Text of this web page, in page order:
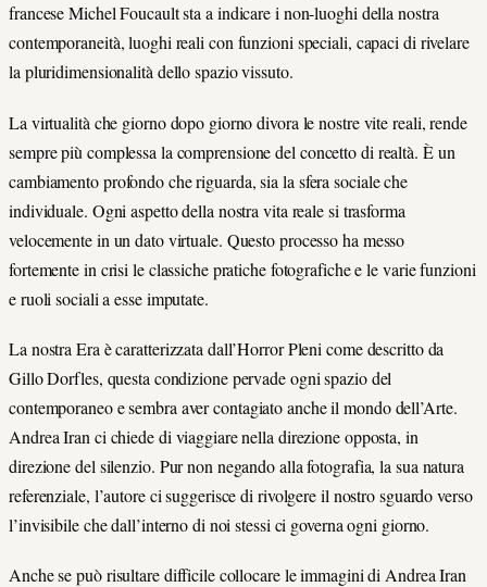
francese Michel Foucault sta a indicare i non-luoghi della nostra
contemporaneità, luoghi reali con funzioni speciali, capaci di rivelare
la pluridimensionalità dello spazio vissuto.
La virtualità che giorno dopo giorno divora le nostre vite reali, rende
sempre più complessa la comprensione del concetto di realtà. È un
cambiamento profondo che riguarda, sia la sfera sociale che
individuale. Ogni aspetto della nostra vita reale si trasforma
velocemente in un dato virtuale. Questo processo ha messo
fortemente in crisi le classiche pratiche fotografiche e le varie funzioni
e ruoli sociali a esse imputate.
La nostra Era è caratterizzata dall’Horror Pleni come descritto da
Gillo Dorfles, questa condizione pervade ogni spazio del
contemporaneo e sembra aver contagiato anche il mondo dell’Arte.
Andrea Iran ci chiede di viaggiare nella direzione opposta, in
direzione del silenzio. Pur non negando alla fotografia, la sua natura
referenziale, l’autore ci suggerisce di rivolgere il nostro sguardo verso
l’invisibile che dall’interno di noi stessi ci governa ogni giorno.
Anche se può risultare difficile collocare le immagini di Andrea Iran